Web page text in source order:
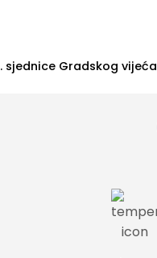
sjednice Gradskog vijeća